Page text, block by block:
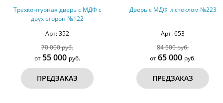
Дверь с МДФ и стеклом №223
Арт: 653
84 500 руб.
от 65 000 руб.
ПРЕДЗАКАЗ
Дверь с МДФ и декором «лев»
Арт: 662
96 000 руб.
от80 000 руб.
ПРЕДЗАКАЗ